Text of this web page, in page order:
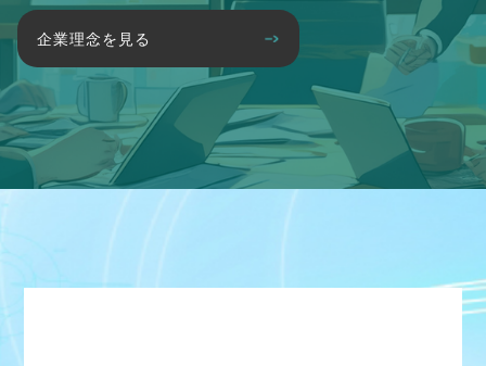
企業理念を見る